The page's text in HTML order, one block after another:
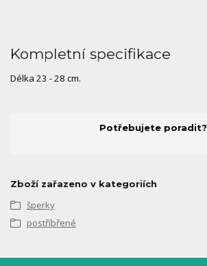
Kompletní specifikace
Délka 23 - 28 cm.
Potřebujete poradit?
Zboží zařazeno v kategoriích
šperky
postříbřené